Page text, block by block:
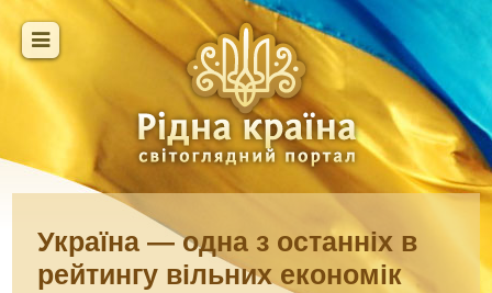
Україна — одна з останніх в
рейтингу вільних економік